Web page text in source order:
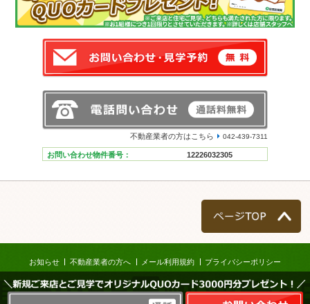
不動産業者の方はこちら 042-439-7311
お問い合わせ物件番号： 12226032305
＼新規ご来店とご見学でオリジナルQUOカード3000円分プレゼント！／
お知らせ 不動産業者の方へ メール利用規約 プライバシーポリシー